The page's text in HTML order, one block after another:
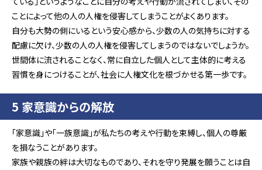
ことによって他の人の人権を侵害してしまうことがよくあります。
自分も大勢の側にいるという安心感から、少数の人の気持ちに対する
配慮に欠け、少数の人の人権を侵害してしまうのではないでしょうか。
世間体に流されることなく、常に自立した個人として主体的に考える
習慣を身につけることが、社会に人権文化を根づかせる第一歩です。
5 家意識からの解放
「家意識」や「一族意識」が私たちの考えや行動を束縛し、個人の尊厳
を損なうことがあります。
家族や親族の絆は大切なものであり、それを守り発展を願うことは自